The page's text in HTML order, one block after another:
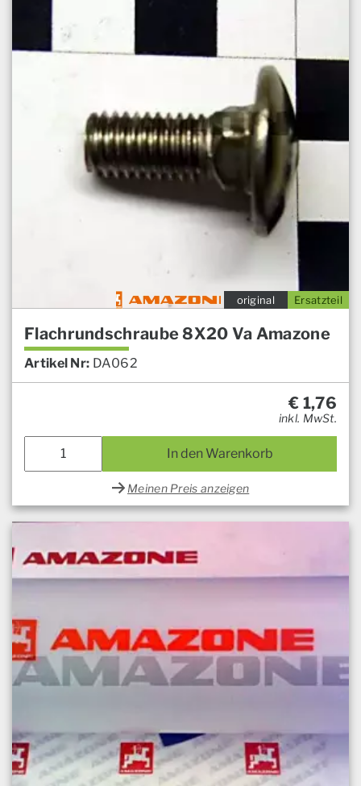
Ersatzteil
original
Flachrundschraube 8X20 Va Amazone
Artikel Nr: DA062
€ 1,76
inkl. MwSt.
In den Warenkorb
Meinen Preis anzeigen